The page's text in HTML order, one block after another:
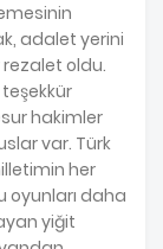
adalet yerini
rezalet oldu.
hakimler
var. Türk
her
oyunları daha
yiğit